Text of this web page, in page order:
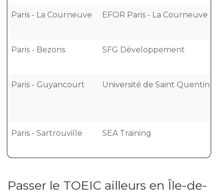
Paris - La Courneuve EFOR Paris - La Courneuve
Paris - Bezons SFG Développement
Paris - Guyancourt Université de Saint Quentin
Paris - Sartrouville SEA Training
Passer le TOEIC ailleurs en Île-de-